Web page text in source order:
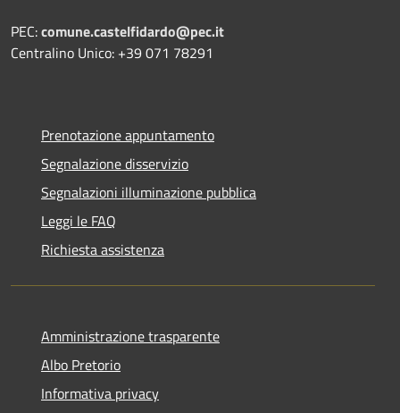
PEC:comune.castelfidardo@pec.it
Centralino Unico: +39 071 78291
Prenotazione appuntamento
Segnalazione disservizio
Segnalazioni illuminazione pubblica
Leggi le FAQ
Richiesta assistenza
Amministrazione trasparente
Albo Pretorio
Informativa privacy